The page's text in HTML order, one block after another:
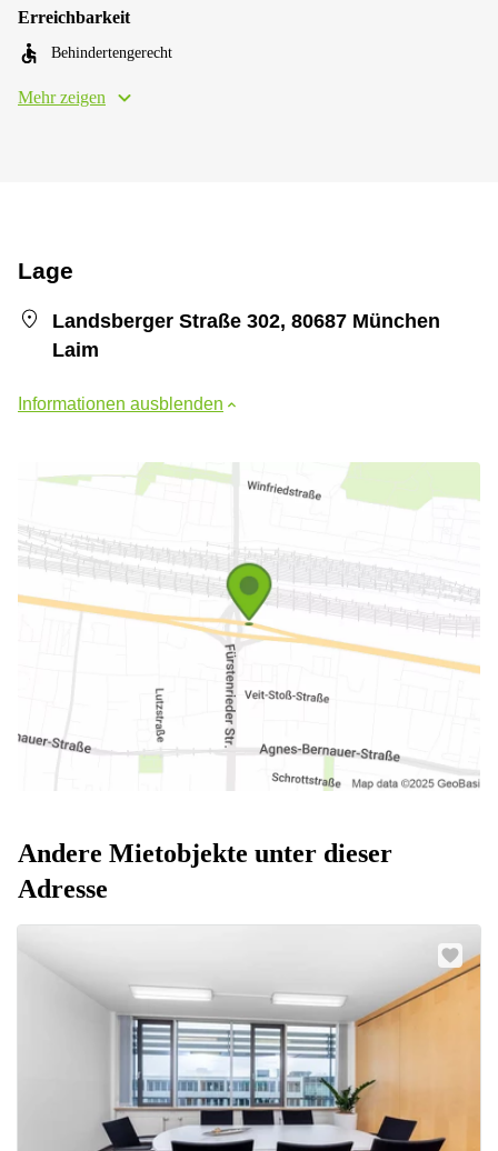
Erreichbarkeit
Behindertengerecht
Mehr zeigen
Lage
Landsberger Straße 302, 80687 München
Laim
Informationen ausblenden
Andere Mietobjekte unter dieser
Adresse